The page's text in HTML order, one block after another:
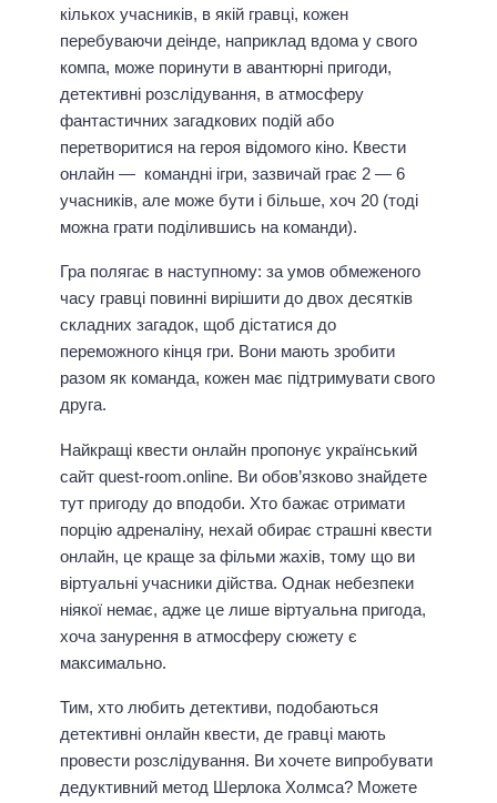
кількох учасників, в якій гравці, кожен
перебуваючи деінде, наприклад вдома у свого
компа, може поринути в авантюрні пригоди,
детективні розслідування, в атмосферу
фантастичних загадкових подій або
перетворитися на героя відомого кіно. Квести
онлайн — командні ігри, зазвичай грає 2 — 6
учасників, але може бути і більше, хоч 20 (тоді
можна грати поділившись на команди).
Гра полягає в наступному: за умов обмеженого
часу гравці повинні вирішити до двох десятків
складних загадок, щоб дістатися до
переможного кінця гри. Вони мають зробити
разом як команда, кожен має підтримувати свого
друга.
Найкращі квести онлайн пропонує український
сайт quest-room.online. Ви обов’язково знайдете
тут пригоду до вподоби. Хто бажає отримати
порцію адреналіну, нехай обирає страшні квести
онлайн, це краще за фільми жахів, тому що ви
віртуальні учасники дійства. Однак небезпеки
ніякої немає, адже це лише віртуальна пригода,
хоча занурення в атмосферу сюжету є
максимально.
Тим, хто любить детективи, подобаються
детективні онлайн квести, де гравці мають
провести розслідування. Ви хочете випробувати
дедуктивний метод Шерлока Холмса? Можете